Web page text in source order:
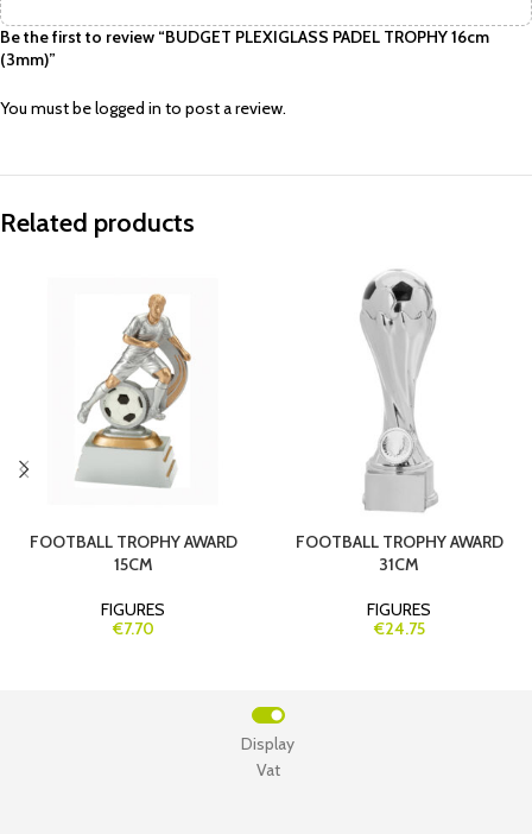
Be the first to review “BUDGET PLEXIGLASS PADEL TROPHY 16cm
(3mm)”
You must belogged in to post a review.
Related products
FOOTBALL TROPHY AWARD
15CM
FIGURES
€7.70
FOOTBALL TROPHY AWARD
31CM
FIGURES
€24.75
Vat
Display